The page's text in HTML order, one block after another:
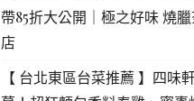
帶85折大公開｜極之好味 燒
店
【 台北東區台菜推薦 】四味